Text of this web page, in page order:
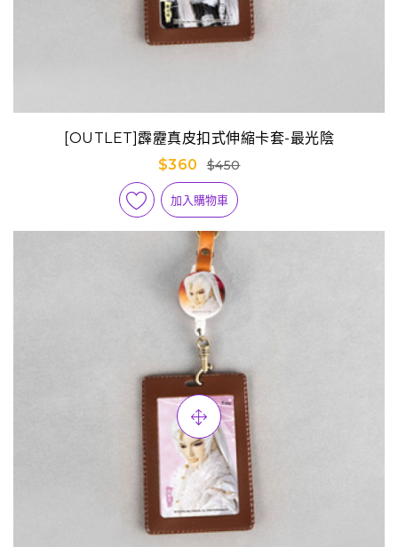
[OUTLET]霹靂真皮扣式伸縮卡套-最光陰
$360
$450
加入購物車